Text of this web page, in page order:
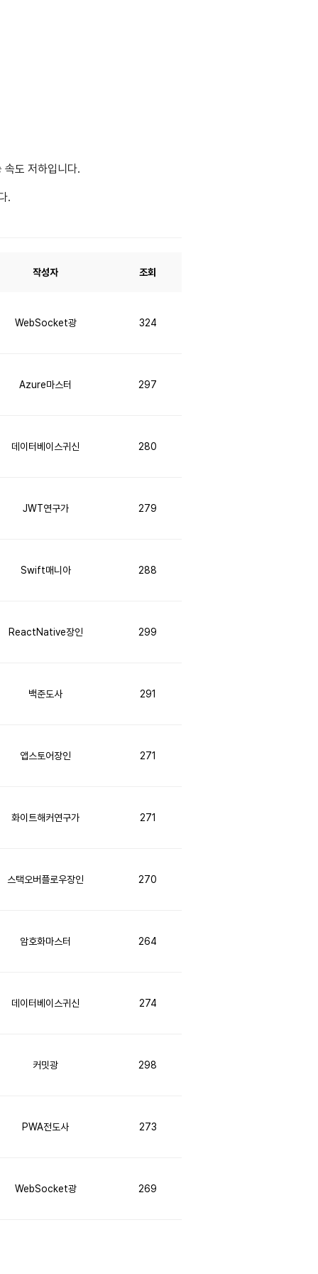
도 저하입니다.
.
작성자 조회
WebSocket광 324
Azure마스터 297
데이터베이스귀신 280
JWT연구가 279
Swift매니아 288
ReactNative장인 299
백준도사 291
앱스토어장인 271
화이트해커연구가 271
스택오버플로우장인 270
암호화마스터 264
데이터베이스귀신 274
커밋광 298
PWA전도사 273
WebSocket광 269